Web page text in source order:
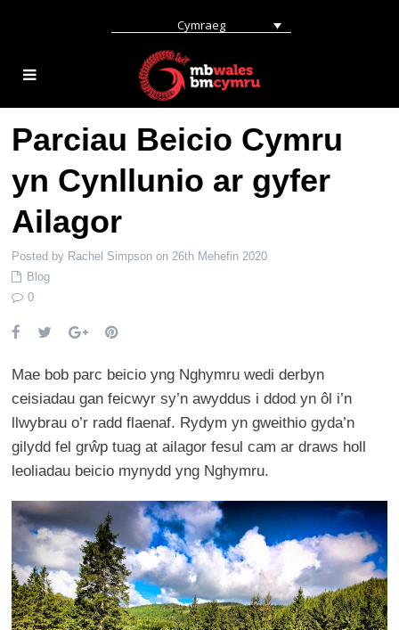
Cymraeg
Parciau Beicio Cymru
yn Cynllunio ar gyfer
Ailagor
Posted by Rachel Simpson on 26th Mehefin 2020
Blog
0
Mae bob parc beicio yng Nghymru wedi derbyn
ceisiadau gan feicwyr sy’n awyddus i ddod yn ôl i’n
llwybrau o’r radd flaenaf. Rydym yn gweithio gyda’n
gilydd fel grŵp tuag at ailagor fesul cam ar draws holl
leoliadau beicio mynydd yng Nghymru.